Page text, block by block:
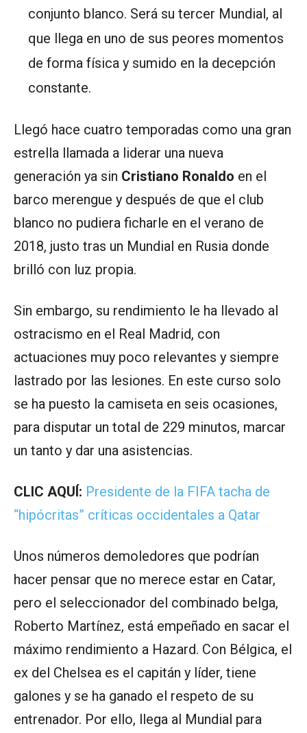
conjunto blanco. Será su tercer Mundial, al
que llega en uno de sus peores momentos
de forma física y sumido en la decepción
constante.
Llegó hace cuatro temporadas como una gran
estrella llamada a liderar una nueva
generación ya sin Cristiano Ronaldo en el
barco merengue y después de que el club
blanco no pudiera ficharle en el verano de
2018, justo tras un Mundial en Rusia donde
brilló con luz propia.
Sin embargo, su rendimiento le ha llevado al
ostracismo en el Real Madrid, con
actuaciones muy poco relevantes y siempre
lastrado por las lesiones. En este curso solo
se ha puesto la camiseta en seis ocasiones,
para disputar un total de 229 minutos, marcar
un tanto y dar una asistencias.
CLIC AQUÍ: Presidente de la FIFA tacha de
“hipócritas” críticas occidentales a Qatar
Unos números demoledores que podrían
hacer pensar que no merece estar en Catar,
pero el seleccionador del combinado belga,
Roberto Martínez, está empeñado en sacar el
máximo rendimiento a Hazard. Con Bélgica, el
ex del Chelsea es el capitán y líder, tiene
galones y se ha ganado el respeto de su
entrenador. Por ello, llega al Mundial para